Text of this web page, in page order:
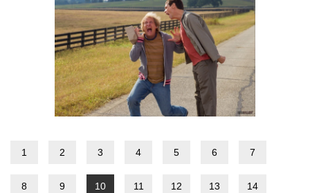
1 2 3 4 5 6 7
8 9 10 11 12 13 14